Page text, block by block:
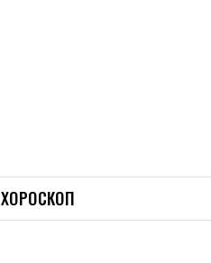
ХОРОСКОП